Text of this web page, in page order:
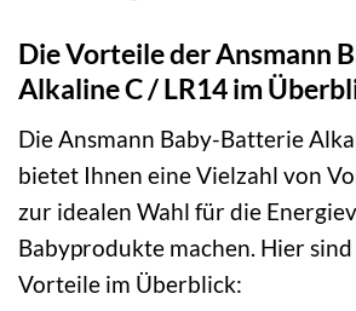
Die Vorteile der Ansmann
Alkaline C / LR14 im
Die Ansmann Baby-Batterie
bietet Ihnen eine Vielzahl von
zur idealen Wahl für die
Babyprodukte machen. Hier
Vorteile im Überblick: